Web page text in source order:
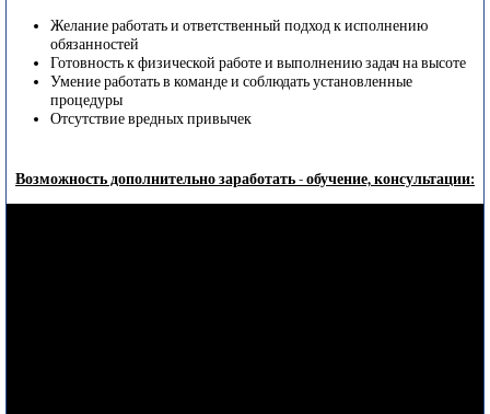
Желание работать и ответственный подход к исполнению
обязанностей
Готовность к физической работе и выполнению задач на высоте
Умение работать в команде и соблюдать установленные
процедуры
Отсутствие вредных привычек
Возможность дополнительно заработать - обучение, консультации: